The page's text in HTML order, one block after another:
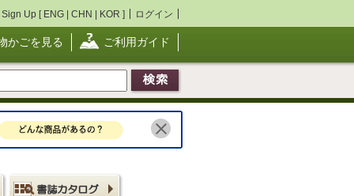
Sign Up [ ENG | CHN | KOR ] ログイン
かごを見る ご利用ガイド